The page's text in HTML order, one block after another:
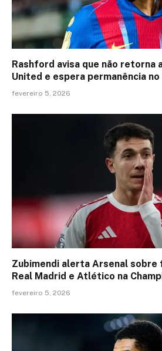
Rashford avisa que não retorna
United e espera permanência
fevereiro 5, 2026
Zubimendi alerta Arsenal sobre
Real Madrid e Atlético na
fevereiro 5, 2026